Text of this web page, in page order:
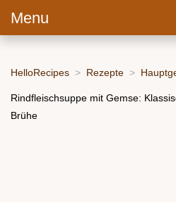
Menu
HelloRecipes Rezepte
Rindfleischsuppe mit Gemse:
Brühe